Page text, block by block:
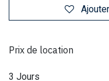
Prix de location
3 Jours